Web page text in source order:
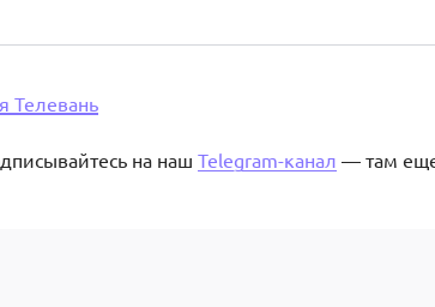
Телевань
на наш Telegram-канал — там